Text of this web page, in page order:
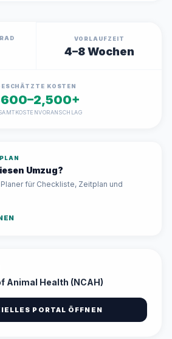
VORLAUFZEIT
4–8 Wochen
KOSTEN
Umzug?
für Checkliste, Zeitplan und
Animal Health (NCAH)
PORTAL ÖFFNEN